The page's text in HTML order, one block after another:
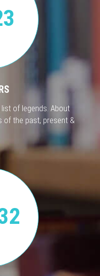
of legends. About
of the past, present &